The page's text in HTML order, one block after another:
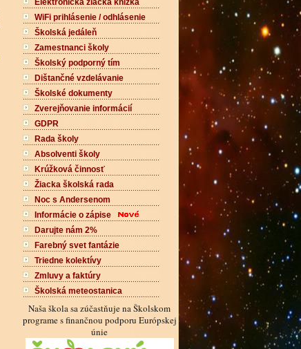
Elektronická žiacka knižka
WiFi prihlásenie / odhlásenie
Školská jedáleň
Zamestnanci školy
Školský podporný tím
Dištančné vzdelávanie
Školské dokumenty
Zverejňovanie informácií
GDPR
Rada školy
Absolventi školy
Krúžková činnosť
Žiacka školská rada
Noc s Andersenom
Informácie o zápise
Darujte nám 2%
Farebný svet fantázie
Triedne kolektívy
Zmluvy a faktúry
Školská meteostanica
Naša škola sa zúčastňuje na Školskom
programe s finančnou podporu Európskej
únie